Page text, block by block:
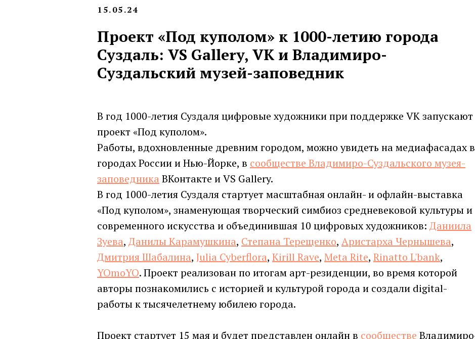
15.05.24
Проект «Под куполом» к 1000-летию города
Суздаль: VS Gallery, VK и Владимиро-
Суздальский музей-заповедник
В год 1000-летия Суздаля цифровые художники при поддержке VK запускают
проект «Под куполом».
Работы, вдохновленные древним городом, можно увидеть на медиафасадах в
городах России и Нью-Йорке, в сообществе Владимиро-Суздальского музея-
заповедника ВКонтакте и VS Gallery.
В год 1000-летия Суздаля стартует масштабная онлайн- и офлайн-выставка
«Под куполом», знаменующая творческий симбиоз средневековой культуры и
современного искусства и объединившая 10 цифровых художников: Даниила
Зуева, Данилы Карамушкина, Степана Терещенко, Аристарха Чернышева,
Дмитрия Шабалина, Julia Cyberflora, Kirill Rave, Meta Rite, Rinatto L'bank,
YOmoYO. Проект реализован по итогам арт-резиденции, во время которой
авторы познакомились с историей и культурой города и создали digital-
работы к тысячелетнему юбилею города.
Проект стартует 15 мая и будет представлен онлайн в сообществе